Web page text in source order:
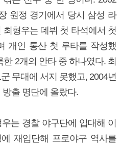
원정 경기에서 당시 삼성 라
형우는 데뷔 첫 타석에서 첫
개인 통산 첫 루타를 작성했
2개의 안타 중 하나였다. 최
무대에 서지 못했고, 2004년
출 명단에 올랐다.
는 경찰 야구단에 입대해 이
재입단해 프로야구 역사를